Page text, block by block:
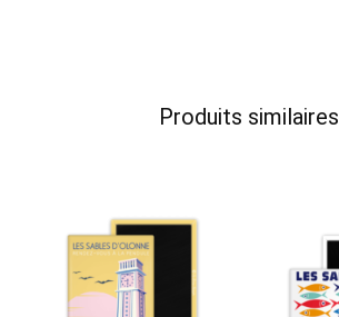
Produits similaires